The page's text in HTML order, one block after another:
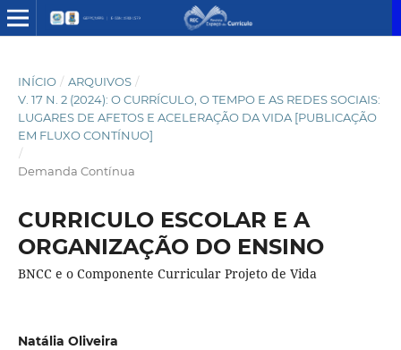
INÍCIO / ARQUIVOS /
V. 17 N. 2 (2024): O CURRÍCULO, O TEMPO E AS REDES SOCIAIS:
LUGARES DE AFETOS E ACELERAÇÃO DA VIDA [PUBLICAÇÃO
EM FLUXO CONTÍNUO]
/
Demanda Contínua
CURRICULO ESCOLAR E A
ORGANIZAÇÃO DO ENSINO
BNCC e o Componente Curricular Projeto de Vida
Natália Oliveira